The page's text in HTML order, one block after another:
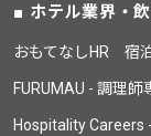
ホテル業界・
おもてなしHR 宿
FURUMAU - 調理
Hospitality Careers